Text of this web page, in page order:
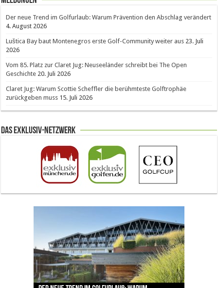
Der neue Trend im Golfurlaub: Warum Prävention den Abschlag verändert
4. August 2026
Luštica Bay baut Montenegros erste Golf-Community weiter aus 23. Juli
2026
Vom 85. Platz zur Claret Jug: Neuseeländer schreibt bei The Open
Geschichte 20. Juli 2026
Claret Jug: Warum Scottie Scheffler die berühmteste Golftrophäe
zurückgeben muss 15. Juli 2026
Das Exklusiv-Netzwerk
The Open 2026 in Royal Birkdale: Warum der